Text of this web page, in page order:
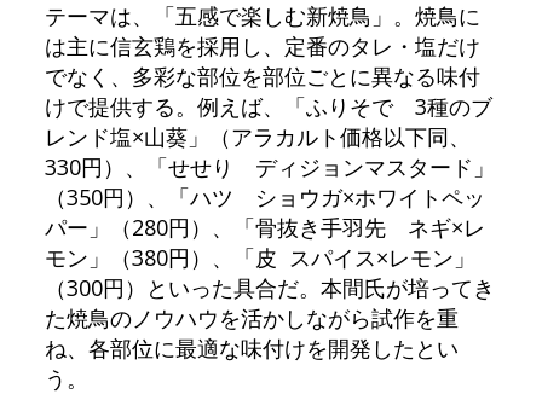
テーマは、「五感で楽しむ新焼鳥」。焼鳥に
は主に信玄鶏を採用し、定番のタレ・塩だけ
でなく、多彩な部位を部位ごとに異なる味付
けで提供する。例えば、「ふりそで 3種のブ
レンド塩×山葵」（アラカルト価格以下同、
330円）、「せせり ディジョンマスタード」
（350円）、「ハツ ショウガ×ホワイトペッ
パー」（280円）、「骨抜き手羽先 ネギ×レ
モン」（380円）、「皮 スパイス×レモン」
（300円）といった具合だ。本間氏が培ってき
た焼鳥のノウハウを活かしながら試作を重
ね、各部位に最適な味付けを開発したとい
う。